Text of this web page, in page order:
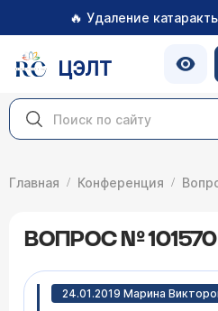
🔥 Удаление
ЦЭЛТ
Главная Конференция
ВОПРОС № 101570
24.01.2019 Марина